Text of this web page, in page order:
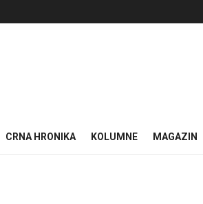
CRNA HRONIKA KOLUMNE MAGAZIN